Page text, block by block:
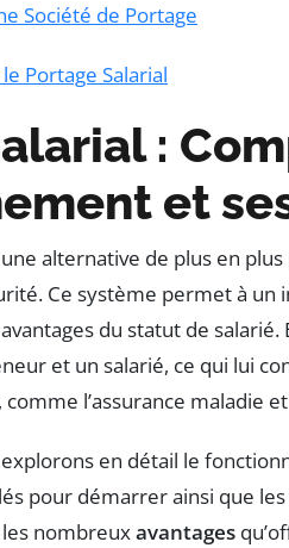
Société de Portage
Portage Salarial
:
et
alternative de plus en
Ce système permet à un
du statut de
et un salarié, ce qui lui
l’assurance maladie
en détail le
pour démarrer ainsi que
nombreuxavantages